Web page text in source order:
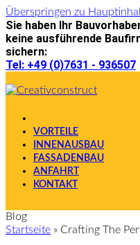
Überspringen zu
Sie haben Ihr
keine ausführende
sichern:
Tel: +49 (0)7631 - 936507
VORTEILE
INNENAUSBAU
FASSADENBAU
ANFAHRT
KONTAKT
Blog
Startseite » Crafting The